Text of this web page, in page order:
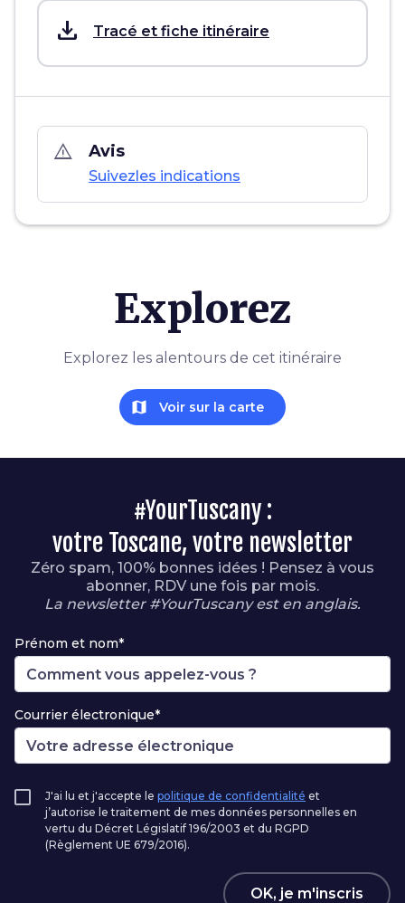
save_alt Tracé et fiche itinéraire
warning_amber Avis
Suivezles indications
Explorez
Explorez les alentours de cet itinéraire
map Voir sur la carte
#YourTuscany :
votre Toscane, votre newsletter
Zéro spam, 100% bonnes idées ! Pensez à vous
abonner, RDV une fois par mois.
La newsletter #YourTuscany est en anglais.
Prénom et nom*
Courrier électronique*
J'ai lu et j'accepte le politique de confidentialité et
j’autorise le traitement de mes données personnelles en
vertu du Décret Législatif 196/2003 et du RGPD
(Règlement UE 679/2016).
OK, je m'inscris